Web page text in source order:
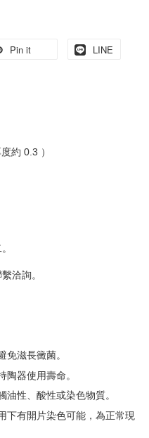
Pin it LINE
約 0.3 ）
洽詢。
免滋長黴菌。
陶器使用壽命。
性、酸性或染色物質。
下有開片染色可能，為正常現